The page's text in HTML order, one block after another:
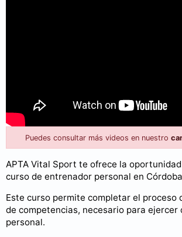
Puedes consultar más videos en nuestro
APTA Vital Sport te ofrece la
curso de entrenador personal en
Este curso permite completar el proceso
de competencias, necesario para ejercer
personal.